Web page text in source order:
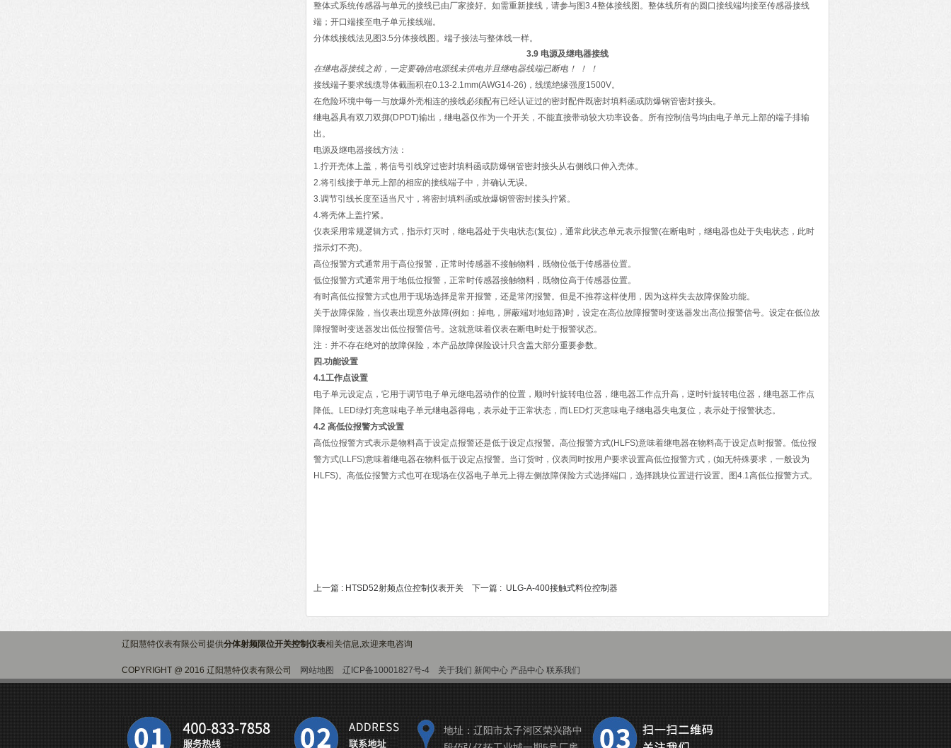
整体式系统传感器与单元的接线已由厂家接好。如需重新接线，请参与图3.4整体接线图。整体线所有的圆口接线端均接至传感器接线
端；开口端接至电子单元接线端。
分体线接线法见图3.5分体接线图。端子接法与整体线一样。
3.9 电源及继电器接线
在继电器接线之前，一定要确信电源线未供电并且继电器线端已断电！ ！ ！
接线端子要求线缆导体截面积在0.13-2.1mm(AWG14-26)，线缆绝缘强度1500V。
在危险环境中每一与放爆外壳相连的接线必须配有已经认证过的密封配件既密封填料函或防爆钢管密封接头。
继电器具有双刀双掷(DPDT)输出，继电器仅作为一个开关，不能直接带动较大功率设备。所有控制信号均由电子单元上部的端子排输
出。
电源及继电器接线方法：
1.拧开壳体上盖，将信号引线穿过密封填料函或防爆钢管密封接头从右侧线口伸入壳体。
2.将引线接于单元上部的相应的接线端子中，并确认无误。
3.调节引线长度至适当尺寸，将密封填料函或放爆钢管密封接头拧紧。
4.将壳体上盖拧紧。
仪表采用常规逻辑方式，指示灯灭时，继电器处于失电状态(复位) ，通常此状态单元表示报警(在断电时，继电器也处于失电状态，此时
指示灯不亮)。
高位报警方式通常用于高位报警，正常时传感器不接触物料，既物位低于传感器位置。
低位报警方式通常用于地低位报警，正常时传感器接触物料，既物位高于传感器位置。
有时高低位报警方式也用于现场选择是常开报警，还是常闭报警。但是不推荐这样使用，因为这样失去故障保险功能。
关于故障保险，当仪表出现意外故障(例如：掉电，屏蔽端对地短路)时，设定在高位故障报警时变送器发出高位报警信号。设定在低位故
障报警时变送器发出低位报警信号。这就意味着仪表在断电时处于报警状态。
注：并不存在绝对的故障保险，本产品故障保险设计只含盖大部分重要参数。
四.功能设置
4.1工作点设置
电子单元设定点，它用于调节电子单元继电器动作的位置，顺时针旋转电位器，继电器工作点升高，逆时针旋转电位器，继电器工作点
降低。LED绿灯亮意味电子单元继电器得电，表示处于正常状态，而LED灯灭意味电子继电器失电复位，表示处于报警状态。
4.2 高低位报警方式设置
高低位报警方式表示是物料高于设定点报警还是低于设定点报警。高位报警方式(HLFS)意味着继电器在物料高于设定点时报警。低位报
警方式(LLFS)意味着继电器在物料低于设定点报警。当订货时，仪表同时按用户要求设置高低位报警方式， (如无特殊要求，一般设为
HLFS)。高低位报警方式也可在现场在仪器电子单元上得左侧故障保险方式选择端口，选择跳块位置进行设置。图4.1高低位报警方式。
上一篇 : HTSD52射频点位控制仪表开关 下一篇 : ULG-A-400接触式料位控制器
辽阳慧特仪表有限公司提供分体射频限位开关控制仪表相关信息,欢迎来电咨询
COPYRIGHT @ 2016 辽阳慧特仪表有限公司 网站地图 辽ICP备10001827号-4 关于我们 新闻中心 产品中心 联系我们
地址：辽阳市太子河区荣兴路中